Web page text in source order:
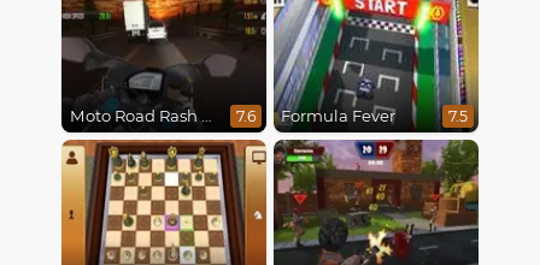
Moto Road Rash 3D 7.6 Formula Fever 7.5